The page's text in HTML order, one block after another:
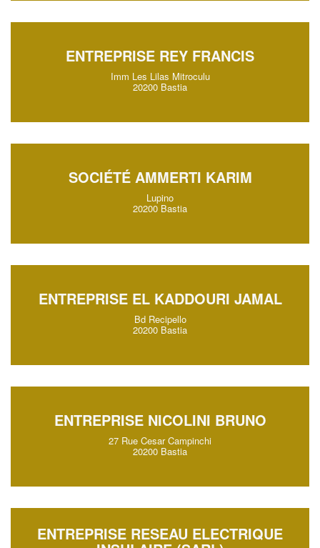
ENTREPRISE REY FRANCIS
Imm Les Lilas Mitroculu
20200 Bastia
SOCIÉTÉ AMMERTI KARIM
Lupino
20200 Bastia
ENTREPRISE EL KADDOURI JAMAL
Bd Recipello
20200 Bastia
ENTREPRISE NICOLINI BRUNO
27 Rue Cesar Campinchi
20200 Bastia
ENTREPRISE RESEAU ELECTRIQUE